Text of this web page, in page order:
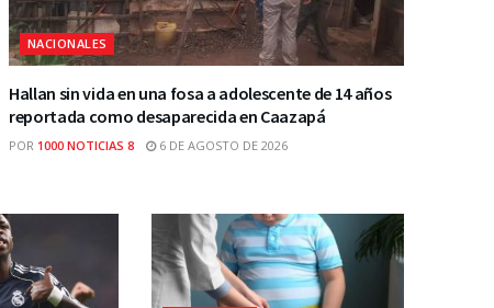
NACIONALES
Hallan sin vida en una fosa a adolescente de 14 años
reportada como desaparecida en Caazapá
POR 1000 NOTICIAS 8 6 DE AGOSTO DE 2026